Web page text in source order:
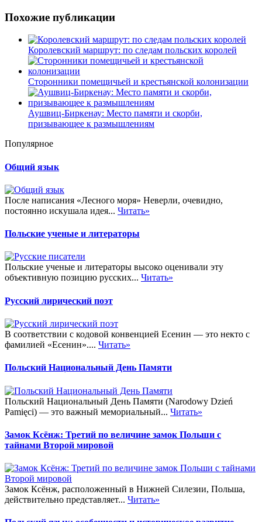
Похожие публикации
Королевский маршрут: по следам польских королей
Сторонники помещичьей и крестьянской колонизации
Аушвиц-Биркенау: Место памяти и скорби,
призывающее к размышлениям
Популярное
Общий язык
После написания «Лесного моря» Неверли, очевидно,
постоянно искушала идея... Читать»
Польские ученые и литераторы
Польские ученые и литераторы высоко оценивали эту
объективную позицию русских... Читать»
Русский лирический поэт
В соответствии с кодовой конвенцией Есенин — это некто с
фамилией «Есенин».... Читать»
Польский Национальный День Памяти
Польский Национальный День Памяти (Narodowy Dzień
Pamięci) — это важный мемориальный... Читать»
Замок Ксёнж: Третий по величине замок Польши с
тайнами Второй мировой
Замок Ксёнж, расположенный в Нижней Силезии, Польша,
действительно представляет... Читать»